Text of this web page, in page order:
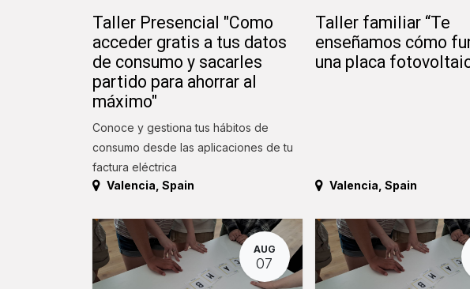
Taller Presencial "Como
acceder gratis a tus datos
de consumo y sacarles
partido para ahorrar al
máximo"
Conoce y gestiona tus hábitos de
consumo desde las aplicaciones de tu
factura eléctrica
Valencia Spain
Taller familiar “Te
enseñamos cómo
una placa
Valencia Spain
AUG
07